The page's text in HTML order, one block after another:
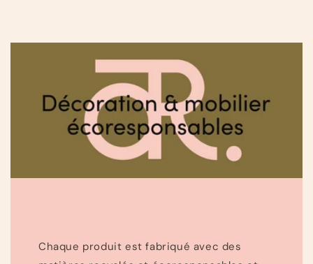
Chaque produit est fabriqué avec des